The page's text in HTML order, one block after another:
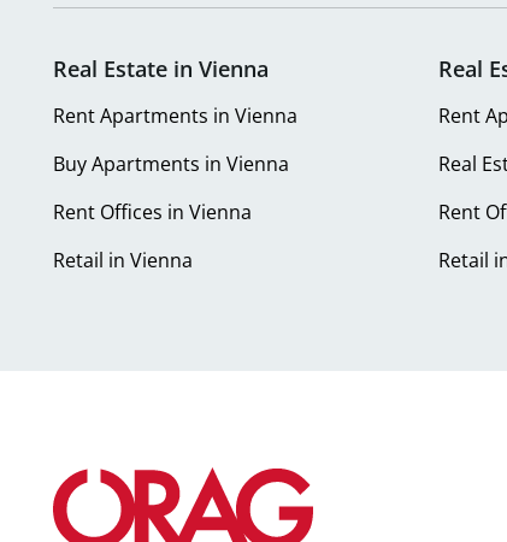
Real Estate in Vienna
Rent Apartments in Vienna
Buy Apartments in Vienna
Rent Offices in Vienna
Retail in Vienna
Real
Rent
Real
Rent
Retail